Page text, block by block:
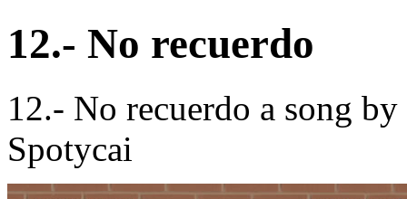
12.- No recuerdo
12.- No recuerdo a song
Spotycai